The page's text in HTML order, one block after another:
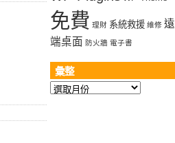
免費 理財 系統救援 維修 遠
端桌面 防火牆 電子書
彙整
彙